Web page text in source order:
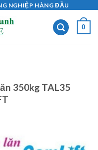
NGHIỆP HÀNG ĐẦU
0
350kg TAL35